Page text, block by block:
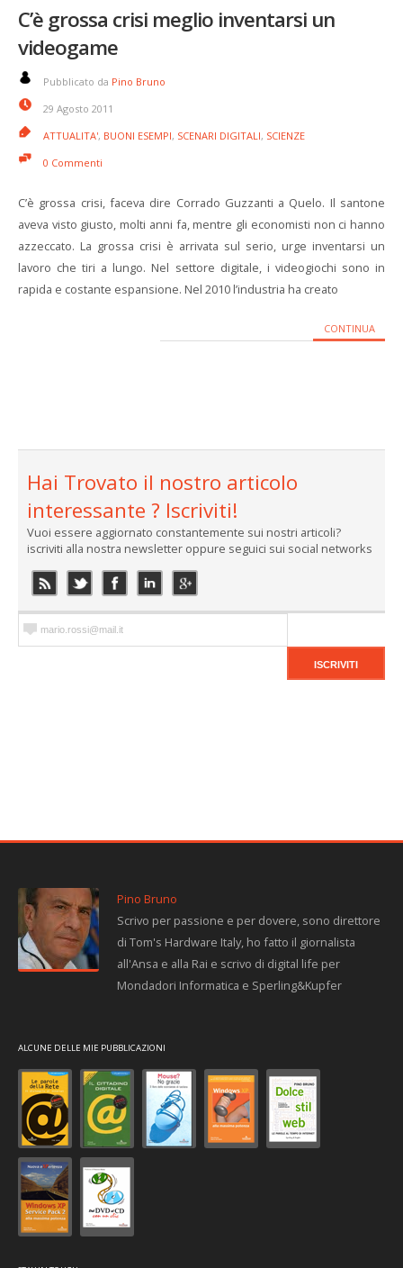
C’è grossa crisi meglio inventarsi un
videogame
Pubblicato da Pino Bruno
29 Agosto 2011
ATTUALITA', BUONI ESEMPI, SCENARI DIGITALI, SCIENZE
0 Commenti
C’è grossa crisi, faceva dire Corrado Guzzanti a Quelo. Il santone
aveva visto giusto, molti anni fa, mentre gli economisti non ci hanno
azzeccato. La grossa crisi è arrivata sul serio, urge inventarsi un
lavoro che tiri a lungo. Nel settore digitale, i videogiochi sono in
rapida e costante espansione. Nel 2010 l’industria ha creato
CONTINUA
Hai Trovato il nostro articolo
interessante ? Iscriviti!
Vuoi essere aggiornato constantemente sui nostri articoli?
iscriviti alla nostra newsletter oppure seguici sui social networks
Pino Bruno
Scrivo per passione e per dovere, sono direttore
di Tom's Hardware Italy, ho fatto il giornalista
all'Ansa e alla Rai e scrivo di digital life per
Mondadori Informatica e Sperling&Kupfer
ALCUNE DELLE MIE PUBBLICAZIONI